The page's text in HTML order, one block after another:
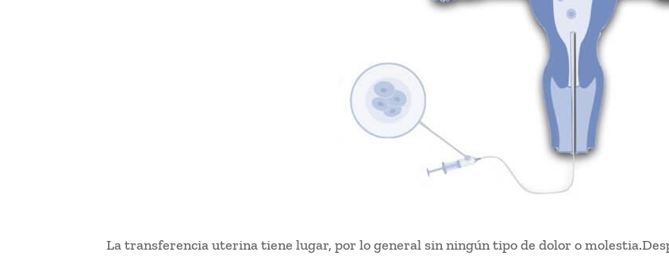
La transferencia uterina tiene lugar, por lo general sin ningún tipo de dolor o